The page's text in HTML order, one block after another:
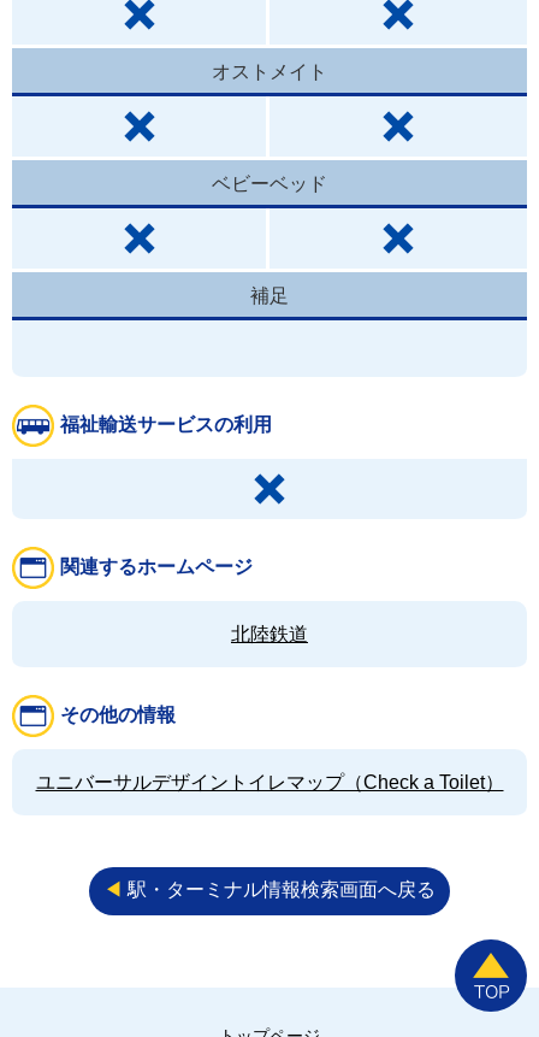
オストメイト
ベビーベッド
補足
福祉輸送サービスの利用
関連するホームページ
北陸鉄道
その他の情報
ユニバーサルデザイントイレマップ（Check a Toilet）
◀︎ 駅・ターミナル情報検索画面へ戻る